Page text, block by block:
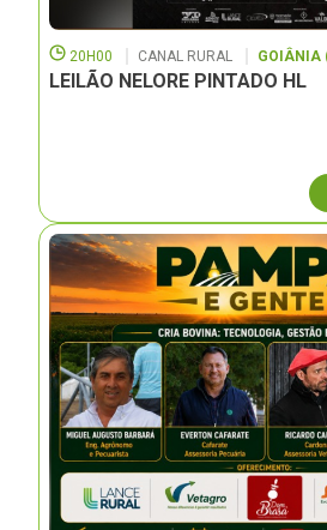
20H00 CANAL RURAL GOIÂNIA
LEILÃO NELORE PINTADO HL